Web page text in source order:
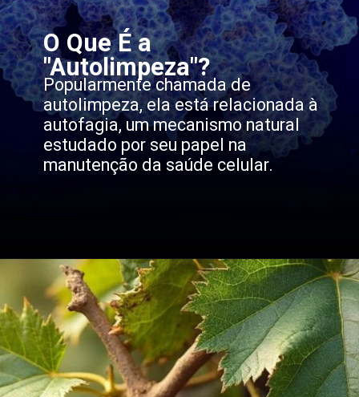
Popularmente chamada de
autolimpeza, ela está relacionada à
autofagia, um mecanismo natural
estudado por seu papel na
manutenção da saúde celular.
O Que É a
"Autolimpeza"?